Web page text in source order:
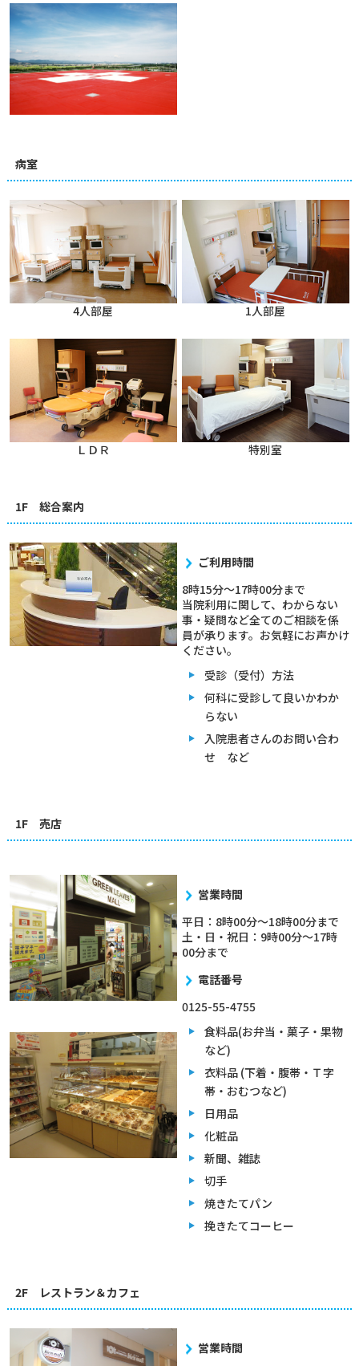
病室
4人部屋 1人部屋
ＬＤＲ 特別室
1F 総合案内
ご利用時間
8時15分～17時00分まで
当院利用に関して、わからない
事・疑問など全てのご相談を係
員が承ります。お気軽にお声かけ
ください。
受診（受付）方法
何科に受診して良いかわか
らない
入院患者さんのお問い合わ
せ など
1F 売店
営業時間
平日：8時00分～18時00分まで
土・日・祝日：9時00分～17時
00分まで
電話番号
0125-55-4755
食料品(お弁当・菓子・果物
など)
衣料品 (下着・腹帯・Ｔ字
帯・おむつなど)
日用品
化粧品
新聞、雑誌
切手
焼きたてパン
挽きたてコーヒー
2F レストラン＆カフェ
営業時間